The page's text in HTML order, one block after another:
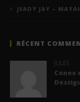
JEADY JAY –
RÉCENT
JULES
Conex